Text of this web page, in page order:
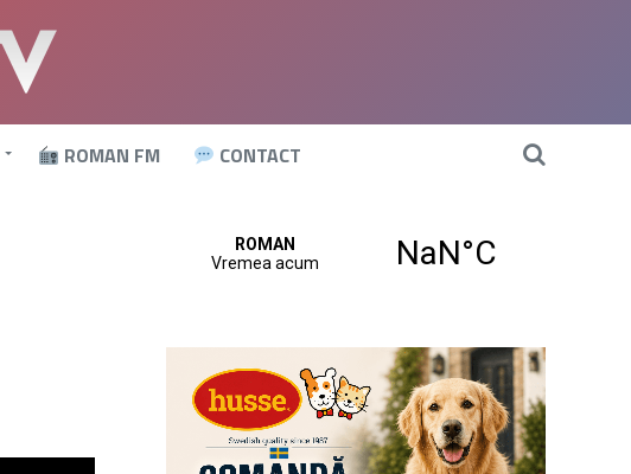
ROMAN FM CONTACT